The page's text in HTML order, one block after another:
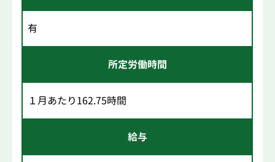
有
所定労働時間
１月あたり162.75時間
給与